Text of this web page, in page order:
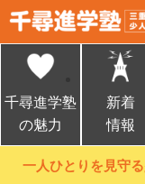
千尋進学塾
の魅力
新着
情報
一人ひとりを見守